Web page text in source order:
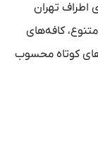
اطراف تهران
کافه‌های
کوتاه محسوب